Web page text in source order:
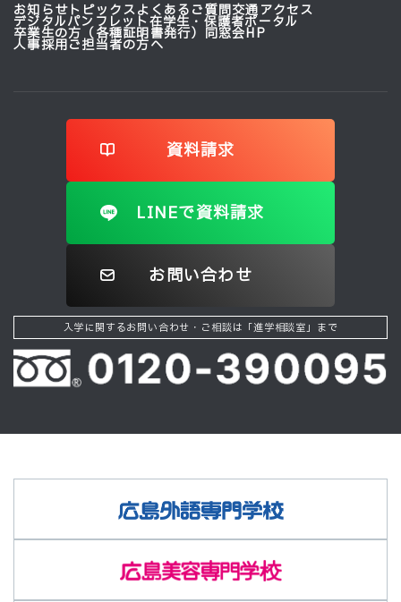
お知らせトピックスよくあるご質問交通アクセス
デジタルパンフレット在学生・保護者ポータル
卒業生の方（各種証明書発行） 同窓会HP
人事採用ご担当者の方へ
資料請求
LINEで資料請求
お問い合わせ
入学に関するお問い合わせ・ご相談は「進学相談室」まで